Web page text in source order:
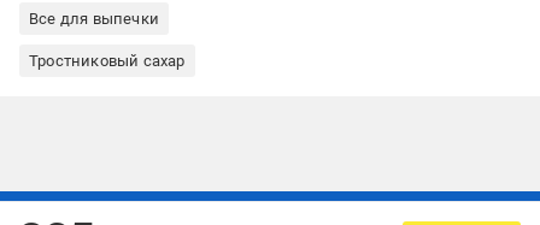
Все для выпечки
Тростниковый сахар